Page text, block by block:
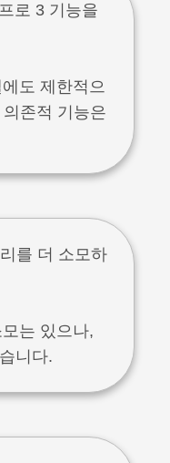
로 3 기능을
도 제한적으
존적 기능은
를 더 소모하
는 있으나,
니다.